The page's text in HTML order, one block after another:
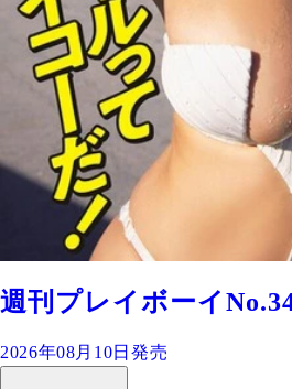
週刊プレイボーイ
2026年08月10日発売